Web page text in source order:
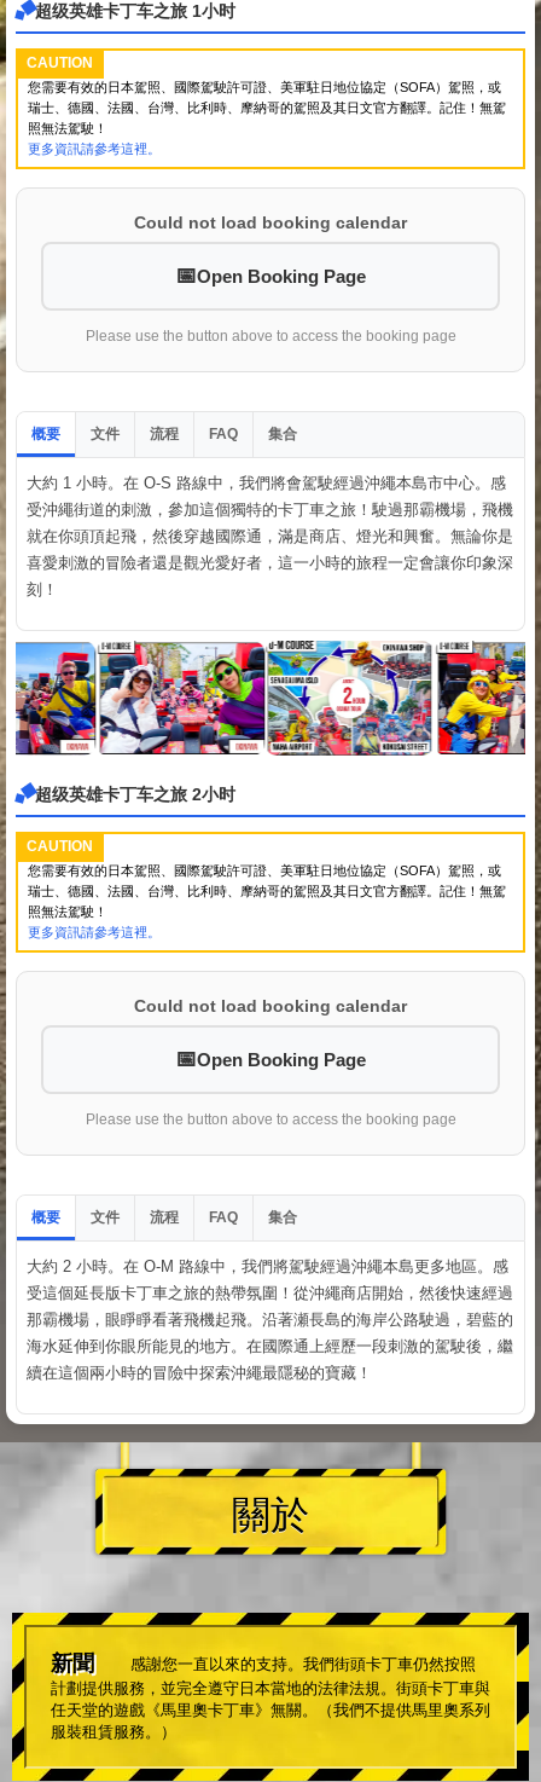
超级英雄卡丁车之旅 1小时
CAUTION
您需要有效的日本駕照、國際駕駛許可證、美軍駐日地位協定（SOFA）駕照，或
瑞士、德國、法國、台灣、比利時、摩納哥的駕照及其日文官方翻譯。記住！無駕
照無法駕駛！
更多資訊請參考這裡。
Could not load booking calendar
Open Booking Page
Please use the button above to access the booking page
概要 文件 流程 FAQ 集合
大約 1 小時。在 O-S 路線中，我們將會駕駛經過沖繩本島市中心。感
受沖繩街道的刺激，參加這個獨特的卡丁車之旅！駛過那霸機場，飛機
就在你頭頂起飛，然後穿越國際通，滿是商店、燈光和興奮。無論你是
喜愛刺激的冒險者還是觀光愛好者，這一小時的旅程一定會讓你印象深
刻！
超级英雄卡丁车之旅 2小时
CAUTION
您需要有效的日本駕照、國際駕駛許可證、美軍駐日地位協定（SOFA）駕照，或
瑞士、德國、法國、台灣、比利時、摩納哥的駕照及其日文官方翻譯。記住！無駕
照無法駕駛！
更多資訊請參考這裡。
Could not load booking calendar
Open Booking Page
Please use the button above to access the booking page
概要 文件 流程 FAQ 集合
大約 2 小時。在 O-M 路線中，我們將駕駛經過沖繩本島更多地區。感
受這個延長版卡丁車之旅的熱帶氛圍！從沖繩商店開始，然後快速經過
那霸機場，眼睜睜看著飛機起飛。沿著瀬長島的海岸公路駛過，碧藍的
海水延伸到你眼所能見的地方。在國際通上經歷一段刺激的駕駛後，繼
續在這個兩小時的冒險中探索沖繩最隱秘的寶藏！
關於
新聞
感謝您一直以來的支持。我們街頭卡丁車仍然按照
計劃提供服務，並完全遵守日本當地的法律法規。街頭卡丁車與
任天堂的遊戲《馬里奧卡丁車》無關。（我們不提供馬里奧系列
服裝租賃服務。）